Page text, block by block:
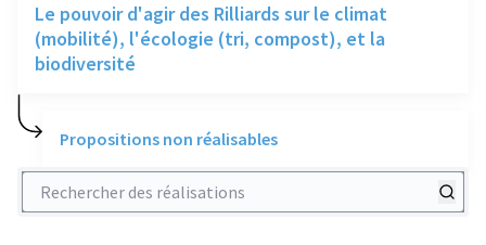
Le pouvoir d'agir des Rilliards sur le climat
(mobilité), l'écologie (tri, compost), et la
biodiversité
Propositions non réalisables
Rechercher des réalisations